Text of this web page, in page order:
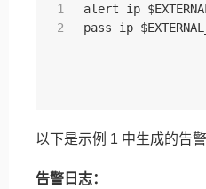
alert ip
pass ip
以下是示例 1 中生成的告
告警日志：